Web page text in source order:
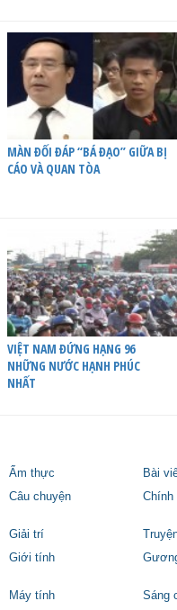
MÀN ĐỐI ĐÁP “BÁ ĐẠO” GIỮA BỊ
CÁO VÀ QUAN TÒA
VIỆT NAM ĐỨNG HẠNG 96
NHỮNG NƯỚC HẠNH PHÚC
NHẤT
Ẩm thực Bài
Câu chuyện
Chính
Giải trí
Giới tính
Máy tính
Sáng